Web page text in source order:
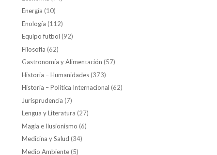
Energía (10)
Enología (112)
Equipo futbol (92)
Filosofía (62)
Gastronomía y Alimentación (57)
Historia – Humanidades(373)
Historia – Política Internacional (62)
Jurisprudencia (7)
Lengua y Literatura (27)
Magia e Ilusionismo (6)
Medicina y Salud (34)
Medio Ambiente(5)